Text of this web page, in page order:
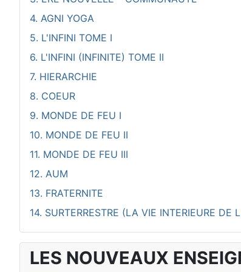
4. AGNI YOGA
5. L'INFINI TOME I
6. L'INFINI (INFINITE) TOME II
7. HIERARCHIE
8. COEUR
9. MONDE DE FEU I
10. MONDE DE FEU II
11. MONDE DE FEU III
12. AUM
13. FRATERNITE
14. SURTERRESTRE (LA VIE INTERIEURE DE
LES NOUVEAUX